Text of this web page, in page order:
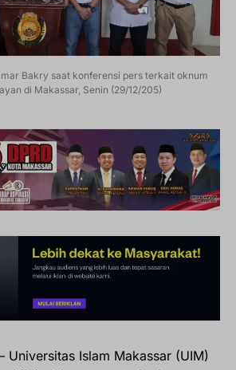
Bakry saat konferensi pers terkait oknum
di Makassar, Senin (29/12/205)
Universitas Islam Makassar (UIM)